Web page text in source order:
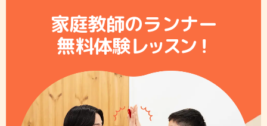
家庭教師のランナー
無料体験レッスン！